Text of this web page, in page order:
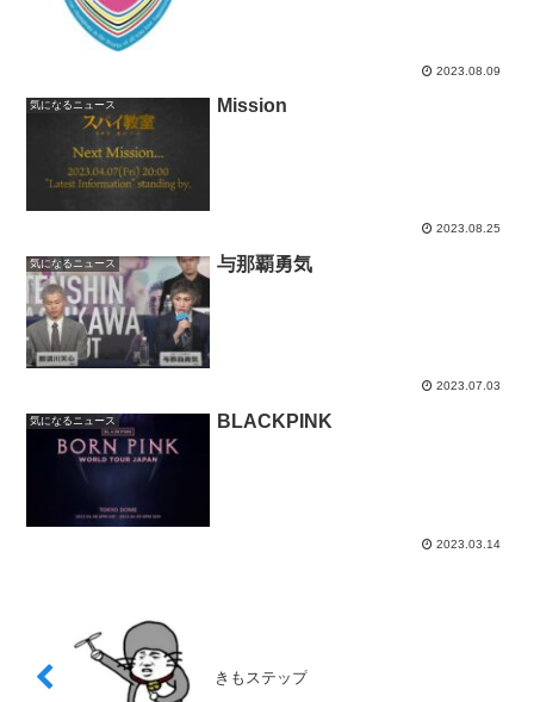
2023.08.09
気になるニュース Mission
2023.08.25
気になるニュース 与那覇勇気
2023.07.03
気になるニュース BLACKPINK
2023.03.14
きもステップ